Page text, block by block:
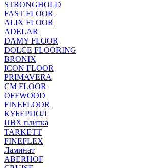
STRONGHOLD
FAST FLOOR
ALIX FLOOR
ADELAR
DAMY FLOOR
DOLCE FLOORING
BRONIX
ICON FLOOR
PRIMAVERA
CM FLOOR
OFFWOOD
FINEFLOOR
КУБЕРПОЛ
ПВХ плитка
TARKETT
FINEFLEX
Ламинат
ABERHOF